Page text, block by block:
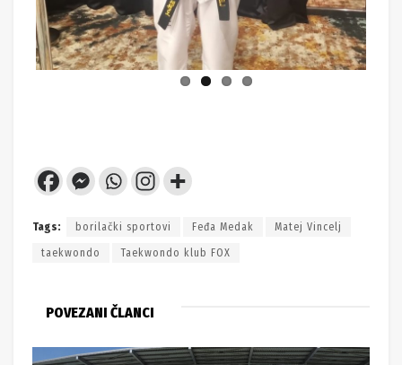
Tags: borilački sportovi Feđa Medak Matej Vincelj
taekwondo Taekwondo klub FOX
POVEZANI ČLANCI